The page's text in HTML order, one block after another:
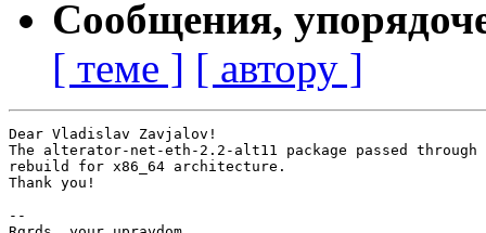
Сообщения,
[ теме ] [ автору ]
Dear Vladislav Zavjalov!
The alterator-net-eth-2.2-alt11 package passed through
rebuild for x86_64 architecture.
Thank you!
--